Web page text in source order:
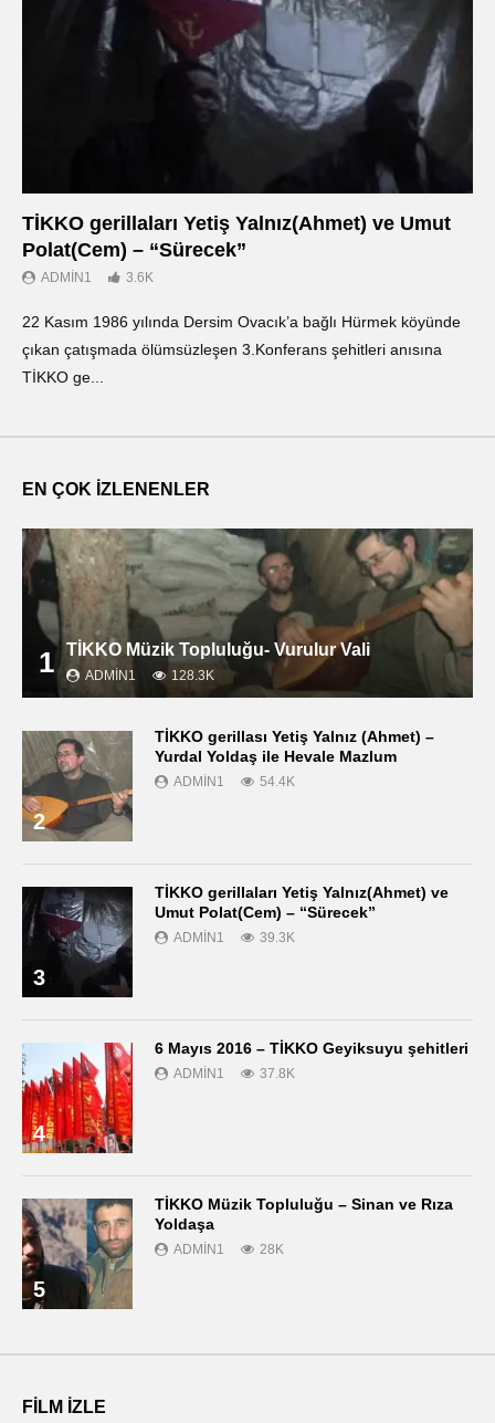
TİKKO gerillaları Yetiş Yalnız(Ahmet) ve Umut
Polat(Cem) – “Sürecek”
ADMIN1 3.6K
22 Kasım 1986 yılında Dersim Ovacık’a bağlı Hürmek köyünde
çıkan çatışmada ölümsüzleşen 3.Konferans şehitleri anısına
TİKKO ge...
EN ÇOK İZLENENLER
1 TİKKO Müzik Topluluğu- Vurulur Vali
ADMIN1 128.3K
2
TİKKO gerillası Yetiş Yalnız (Ahmet) –
Yurdal Yoldaş ile Hevale Mazlum
ADMIN1 54.4K
3
TİKKO gerillaları Yetiş Yalnız(Ahmet) ve
Umut Polat(Cem) – “Sürecek”
ADMIN1 39.3K
4
6 Mayıs 2016 – TİKKO Geyiksuyu şehitleri
ADMIN1 37.8K
5
TİKKO Müzik Topluluğu – Sinan ve Rıza
Yoldaşa
ADMIN1 28K
FILM IZLE